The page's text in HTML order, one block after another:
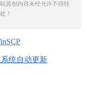
原创内容未经允许不得转
！
系统自动更新